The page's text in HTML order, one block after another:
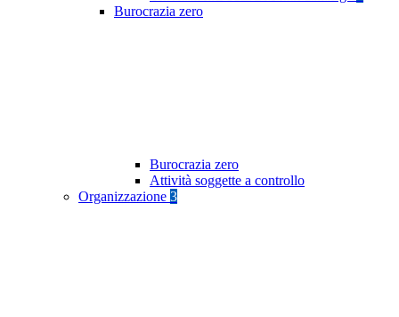
Burocrazia zero
Burocrazia zero
Attività soggette a controllo
Organizzazione 3